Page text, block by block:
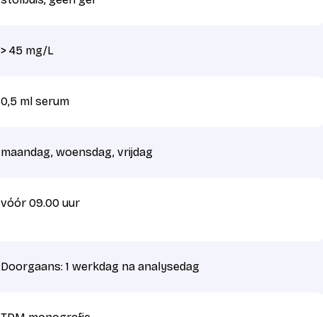
> 45 mg/L
0,5 ml serum
maandag, woensdag, vrijdag
vóór 09.00 uur
Doorgaans: 1 werkdag na analysedag